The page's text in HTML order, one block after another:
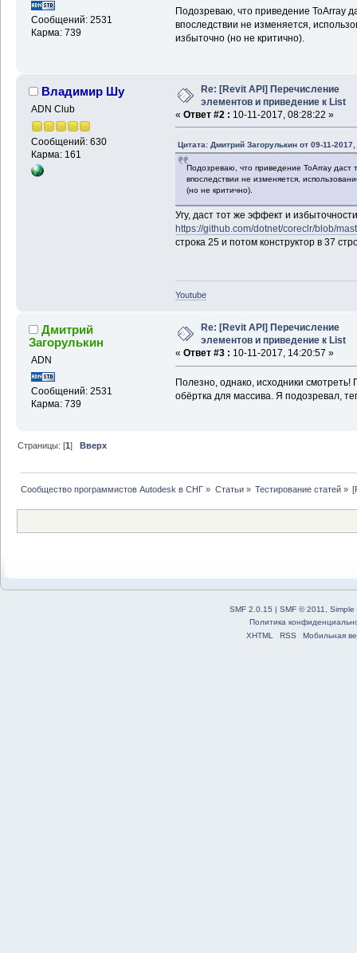
Сообщений: 2531
Карма: 739
Подозреваю, что приведение ToArray
впоследствии не изменяется,
избыточно (но не критично).
Владимир Шу
ADN Club
Сообщений: 630
Карма: 161
Re: [Revit API] Перечисление
элементов и приведение к List
« Ответ #2 : 10-11-2017, 08:28:22 »
Цитата: Дмитрий Загорулькин от 09-11-
Подозреваю, что приведение ToArray даст
впоследствии не изменяется,
(но не критично).
Угу, даст тот же эффект и
https://github.com/dotnet/coreclr/blob/
строка 25 и потом конструктор в 37
Youtube
Дмитрий
Загорулькин
ADN
Сообщений: 2531
Карма: 739
Re: [Revit API] Перечисление
элементов и приведение к List
« Ответ #3 : 10-11-2017, 14:20:57 »
Полезно, однако, исходники смотреть!
обёртка для массива. Я подозревал,
Страницы: [1]Вверх
Сообщество программистов Autodesk в СНГ » Статьи» Тестирование статей»
SMF 2.0.15 | SMF © 2011
Simple
Политика
XHTML
RSS Мобильная